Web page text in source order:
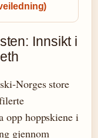
Innsikt i
Norges store
opp hoppskiene i
gjennom